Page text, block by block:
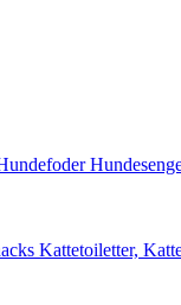
Kattetoiletter,